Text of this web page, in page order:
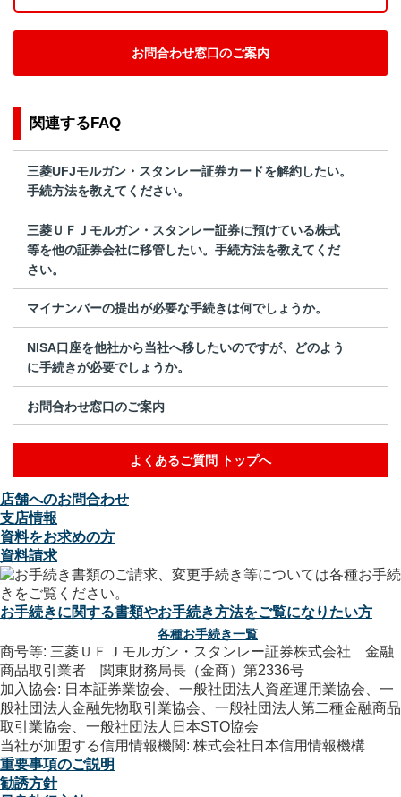
お問合わせ窓口のご案内
関連するFAQ
三菱UFJモルガン・スタンレー証券カードを解約したい。
手続方法を教えてください。
三菱ＵＦＪモルガン・スタンレー証券に預けている株式
等を他の証券会社に移管したい。手続方法を教えてくだ
さい。
マイナンバーの提出が必要な手続きは何でしょうか。
NISA口座を他社から当社へ移したいのですが、どのよう
に手続きが必要でしょうか。
お問合わせ窓口のご案内
よくあるご質問 トップへ
店舗へのお問合わせ
支店情報
資料をお求めの方
資料請求
お手続きに関する書類やお手続き方法をご覧になりたい方
各種お手続き一覧
商号等: 三菱ＵＦＪモルガン・スタンレー証券株式会社 金融
商品取引業者 関東財務局長（金商）第2336号
加入協会: 日本証券業協会、一般社団法人資産運用業協会、一
般社団法人金融先物取引業協会、一般社団法人第二種金融商品
取引業協会、一般社団法人日本STO協会
当社が加盟する信用情報機関: 株式会社日本信用情報機構
重要事項のご説明
勧誘方針